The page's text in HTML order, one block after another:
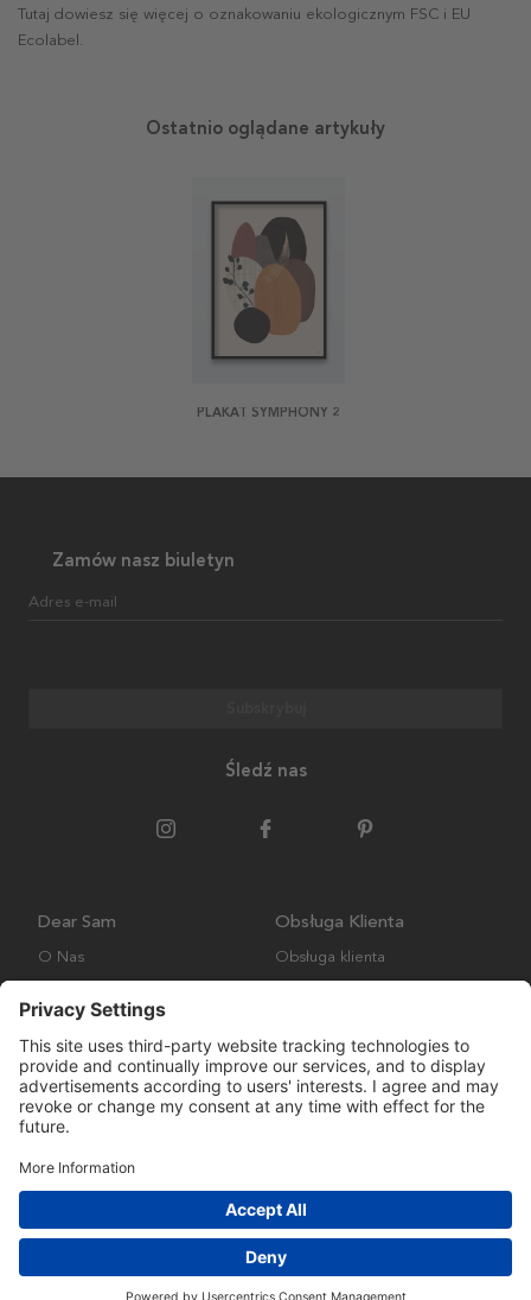
Tutaj dowiesz się więcej o oznakowaniu ekologicznym FSC i EU
Ecolabel.
Ostatnio oglądane artykuły
PLAKAT SYMPHONY 2
Zamów nasz biuletyn
Adres e-mail
Śledź nas
Dear Sam
O Nas
Obsługa Klienta
Obsługa klienta
Wysyłka i Dostawa